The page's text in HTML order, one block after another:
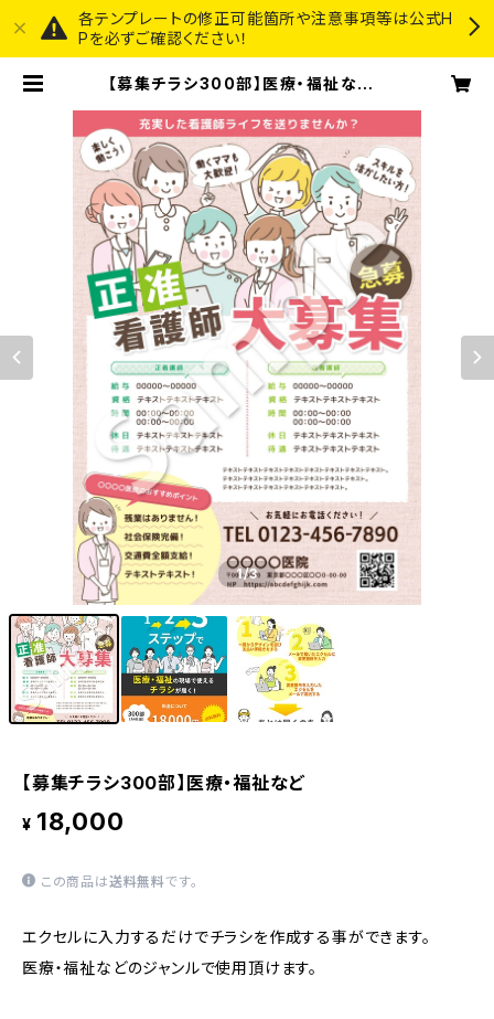
各テンプレートの修正可能箇所や注意事項等は公式H
Pを必ずご確認ください！
【募集チラシ300部】医療・福祉など |
1/3
【募集チラシ300部】医療・福祉など
¥ 18,000
この商品は送料無料です。
エクセルに入力するだけでチラシを作成する事ができます。
医療・福祉などのジャンルで使用頂けます。